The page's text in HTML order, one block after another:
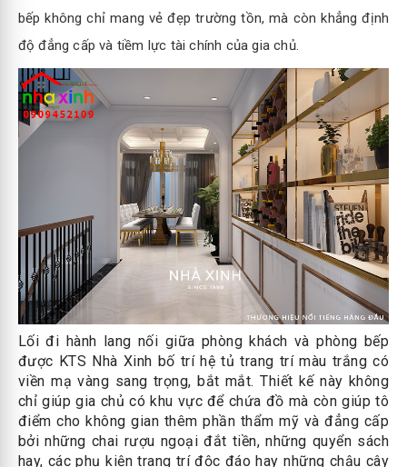
bếp không chỉ mang vẻ đẹp trường tồn, mà còn khẳng định
độ đẳng cấp và tiềm lực tài chính của gia chủ.
Lối đi hành lang nối giữa phòng khách và phòng bếp
được KTS Nhà Xinh bố trí hệ tủ trang trí màu trắng có
viền mạ vàng sang trọng, bắt mắt. Thiết kế này không
chỉ giúp gia chủ có khu vực để chứa đồ mà còn giúp tô
điểm cho không gian thêm phần thẩm mỹ và đẳng cấp
bởi những chai rượu ngoại đắt tiền, những quyển sách
hay, các phụ kiện trang trí độc đáo hay những chậu cây